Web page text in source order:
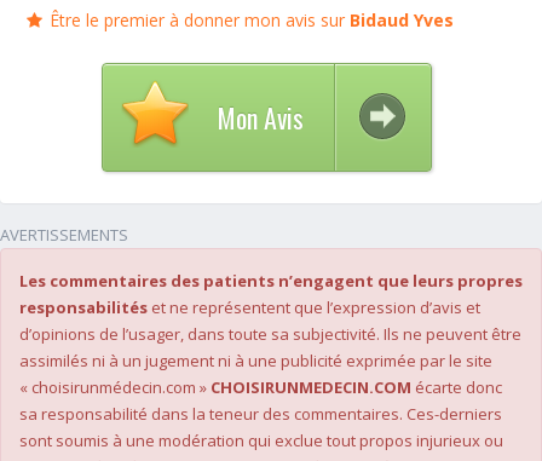
Être le premier à donner mon avis sur Bidaud Yves
Mon Avis
AVERTISSEMENTS
Les commentaires des patients n’engagent que leurs propres
responsabilités et ne représentent que l’expression d’avis et
d’opinions de l’usager, dans toute sa subjectivité. Ils ne peuvent être
assimilés ni à un jugement ni à une publicité exprimée par le site
« choisirunmédecin.com » CHOISIRUNMEDECIN.COM écarte donc
sa responsabilité dans la teneur des commentaires. Ces-derniers
sont soumis à une modération qui exclue tout propos injurieux ou